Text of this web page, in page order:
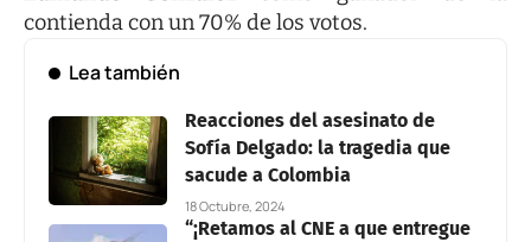
contienda con un 70% de los votos.
Lea también
Reacciones del asesinato de
Sofía Delgado: la tragedia que
sacude a Colombia
18 Octubre, 2024
“¡Retamos al CNE a que entregue